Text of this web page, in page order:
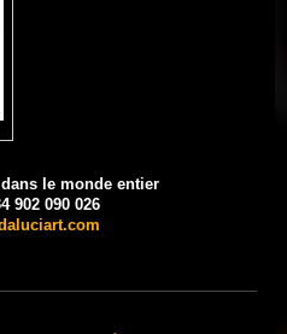
dans le monde entier
902 090 026